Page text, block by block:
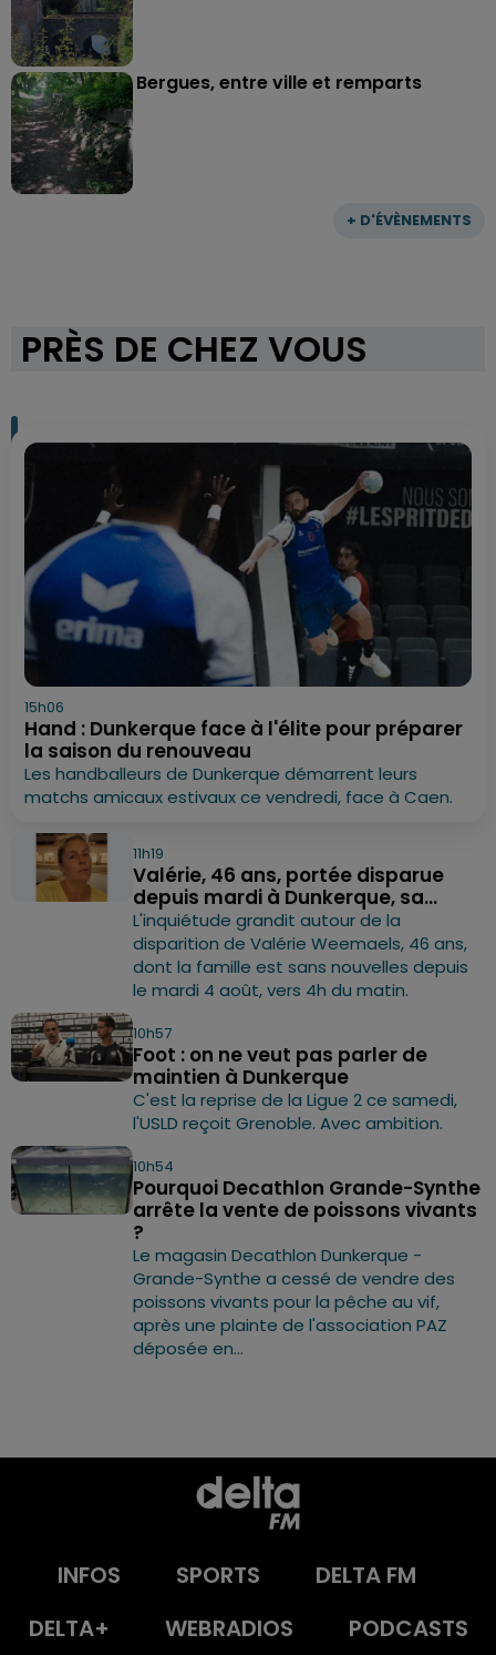
+ D'ÉVÈNEMENTS
Bergues, entre ville et remparts
PRÈS DE CHEZ VOUS
15h06
Hand : Dunkerque face à l'élite pour préparer
la saison du renouveau
Les handballeurs de Dunkerque démarrent leurs
matchs amicaux estivaux ce vendredi, face à Caen.
11h19
Valérie, 46 ans, portée disparue
depuis mardi à Dunkerque, sa...
L'inquiétude grandit autour de la
disparition de Valérie Weemaels, 46 ans,
dont la famille est sans nouvelles depuis
le mardi 4 août, vers 4h du matin.
10h57
Foot : on ne veut pas parler de
maintien à Dunkerque
C'est la reprise de la Ligue 2 ce samedi,
l'USLD reçoit Grenoble. Avec ambition.
10h54
Pourquoi Decathlon Grande-Synthe
arrête la vente de poissons vivants
?
Le magasin Decathlon Dunkerque -
Grande-Synthe a cessé de vendre des
poissons vivants pour la pêche au vif,
après une plainte de l'association PAZ
déposée en...
INFOS SPORTS
DELTA FM
DELTA+
WEBRADIOS PODCASTS